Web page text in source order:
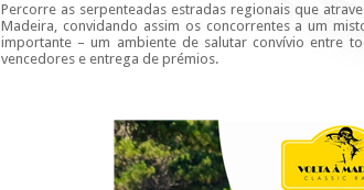
Percorre as serpenteadas estradas regionais que
Madeira, convidando assim os concorrentes a um
importante – um ambiente de salutar convívio entre
vencedores e entrega de prémios.